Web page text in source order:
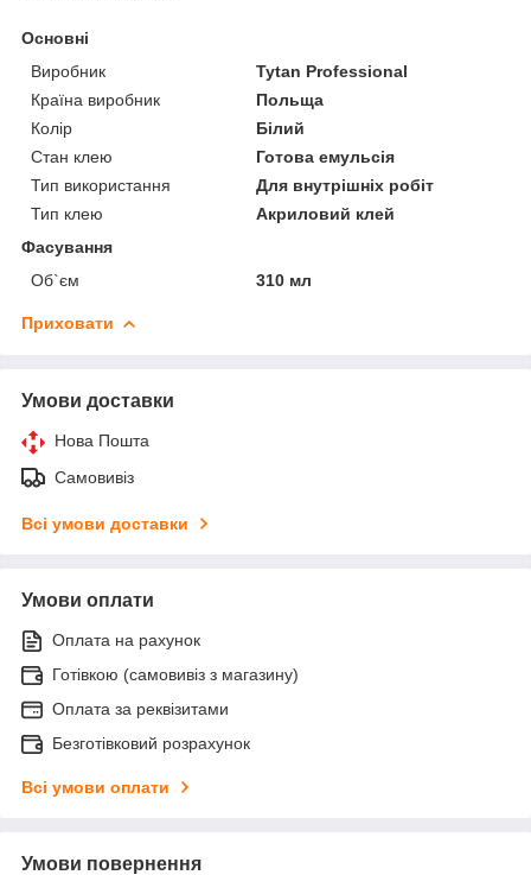
Основні
Виробник
Tytan Professional
Країна виробник
Польща
Колір
Білий
Стан клею
Готова емульсія
Тип використання
Для внутрішніх робіт
Тип клею
Акриловий клей
Фасування
Об`єм
310 мл
Приховати
Умови доставки
Нова Пошта
Самовивіз
Всі умови доставки
Умови оплати
Оплата на рахунок
Готівкою (самовивіз з магазину)
Оплата за реквізитами
Безготівковий розрахунок
Всі умови оплати
Умови повернення